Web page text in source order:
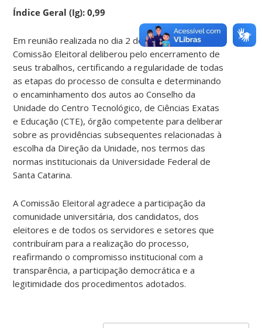
Índice Geral (Ig): 0,99
Em reunião realizada no dia 2 de junho de 2026, a
Comissão Eleitoral deliberou pelo encerramento de
seus trabalhos, certificando a regularidade de todas
as etapas do processo de consulta e determinando
o encaminhamento dos autos ao Conselho da
Unidade do Centro Tecnológico, de Ciências Exatas
e Educação (CTE), órgão competente para deliberar
sobre as providências subsequentes relacionadas à
escolha da Direção da Unidade, nos termos das
normas institucionais da Universidade Federal de
Santa Catarina.
A Comissão Eleitoral agradece a participação da
comunidade universitária, dos candidatos, dos
eleitores e de todos os servidores e setores que
contribuíram para a realização do processo,
reafirmando o compromisso institucional com a
transparência, a participação democrática e a
legitimidade dos procedimentos adotados.